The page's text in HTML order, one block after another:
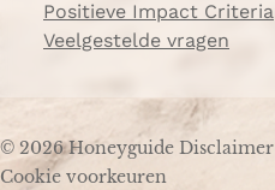
Positieve Impact Criteria
Veelgestelde vragen
© 2026 Honeyguide Disclaimer
Cookie voorkeuren